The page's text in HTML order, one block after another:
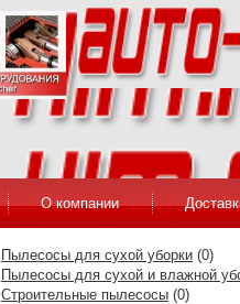
О компании
Пылесосы для сухой уборки (0)
Пылесосы для сухой и влажной
Строительные пылесосы (0)